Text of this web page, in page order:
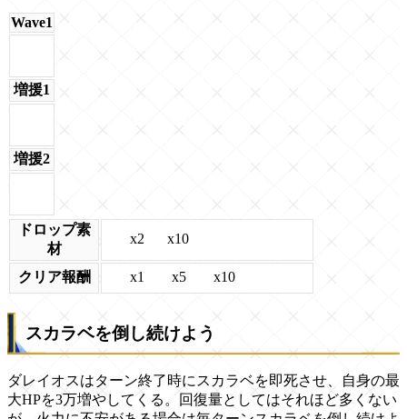
Wave1
増援1
増援2
ドロップ素
材
x2 x10
クリア報酬 x1 x5 x10
スカラベを倒し続けよう
ダレイオスはターン終了時にスカラベを即死させ、自身の最
大HPを3万増やしてくる。回復量としてはそれほど多くない